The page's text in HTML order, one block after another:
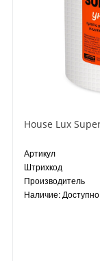
Артикул
Штрихкод
Производитель
Наличие: Доступно